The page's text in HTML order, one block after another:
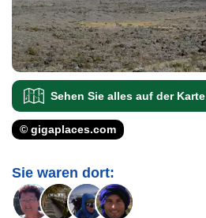
Sehen Sie alles auf der Karte
© gigaplaces.com
Sie waren dort: